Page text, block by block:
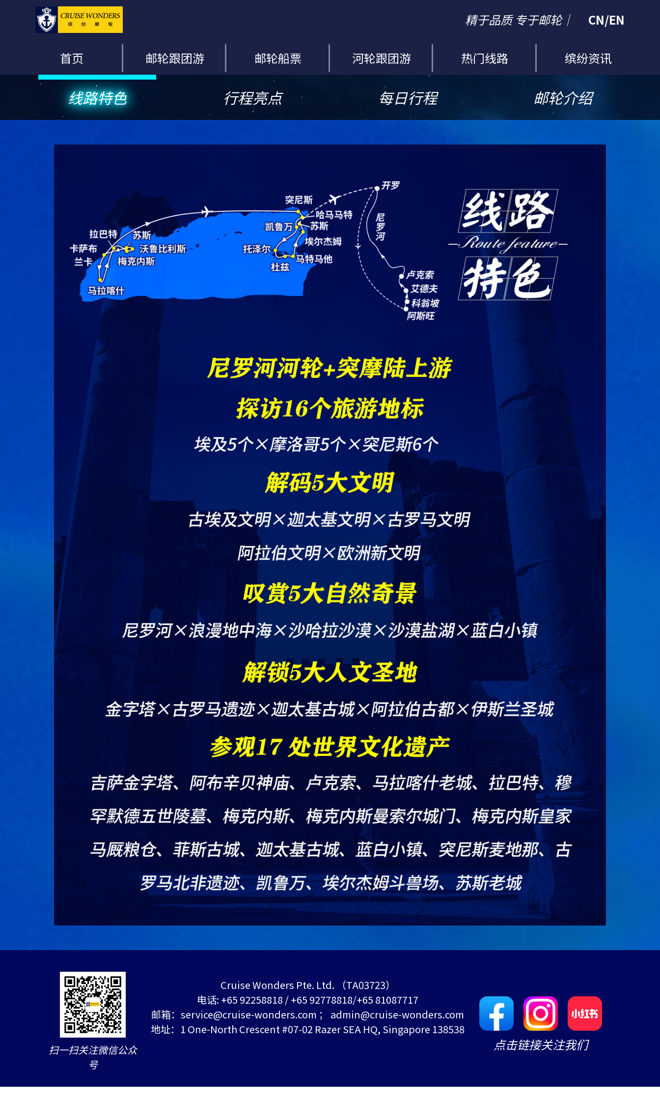
精于品质 专于邮轮｜ CN/EN
首页 邮轮跟团游 邮轮船票 河轮跟团游 热门线路 缤纷资讯
线路特色 行程亮点 每日行程 邮轮介绍
扫一扫关注微信公众
号
Cruise Wonders Pte. Ltd. （TA03723）
电话: +65 92258818 / +65 92778818/+65 81087717
邮箱：service@cruise-wonders.com ； admin@cruise-wonders.com
地址：1 One-North Crescent #07-02 Razer SEA HQ, Singapore 138538
点击链接关注我们